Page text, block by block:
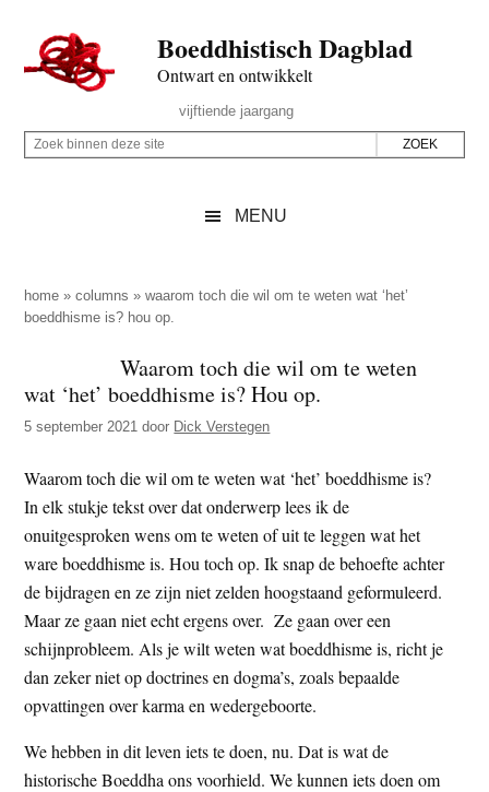
naar
de
inhoud
secondary
naar
de
sidebar
naar
de
Boeddhistisch Dagblad
Ontwart en ontwikkelt
Rechts
vijftiende jaargang
Z
p
d
z
e
i
t
e
Z
i
n
n
d
z
e
s
i
t
e
MENU
home »columns »waarom toch die wil om te weten wat ‘het’
boeddhisme is? hou op.
Waarom toch die wil om te weten
wat ‘het’ boeddhisme is? Hou op.
5 september 2021 door Dick Verstegen
Waarom toch die wil om te weten wat ‘het’ boeddhisme is?
In elk stukje tekst over dat onderwerp lees ik de
onuitgesproken wens om te weten of uit te leggen wat het
ware boeddhisme is. Hou toch op. Ik snap de behoefte achter
de bijdragen en ze zijn niet zelden hoogstaand geformuleerd.
Maar ze gaan niet echt ergens over. Ze gaan over een
schijnprobleem. Als je wilt weten wat boeddhisme is, richt je
dan zeker niet op doctrines en dogma’s, zoals bepaalde
opvattingen over karma en wedergeboorte.
We hebben in dit leven iets te doen, nu. Dat is wat de
historische Boeddha ons voorhield. We kunnen iets doen om